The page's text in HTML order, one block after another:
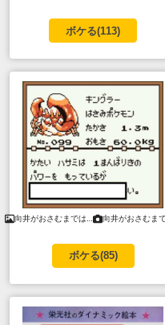
ボケる(113)
向井がおさむまでは… 向井がおさむま
ボケる(85)